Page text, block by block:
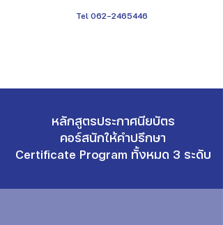
Tel 062-2465446
หลักสูตรประกาศนียบัตร
คอร์สนักให้คำปรึกษา
Certificate Program ทั้งหมด 3 ระดับ